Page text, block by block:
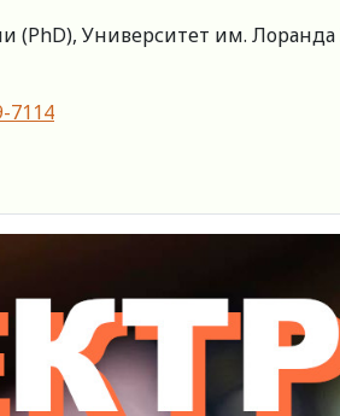
Университет им. Лоранда
7114